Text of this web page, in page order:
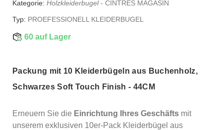
Kategorie: Holzkleiderbugel- CINTRES MAGASIN
Typ: PROEFESSIONELL KLEIDERBUGEL
60 auf Lager
Packung mit 10 Kleiderbügeln aus Buchenholz,
Schwarzes Soft Touch Finish - 44CM
Erneuern Sie die Einrichtung Ihres Geschäfts mit
unserem exklusiven 10er-Pack Kleiderbügel aus